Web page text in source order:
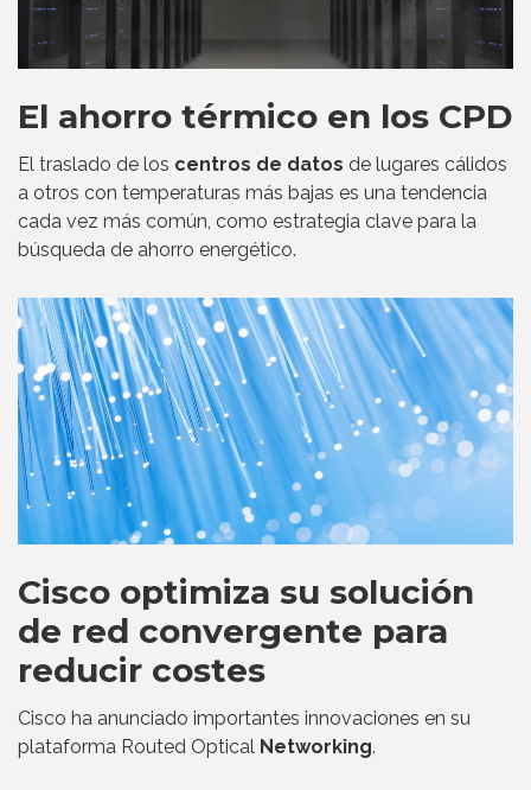
El ahorro térmico en los CPD
El traslado de los centros de datos de lugares cálidos
a otros con temperaturas más bajas es una tendencia
cada vez más común, como estrategia clave para la
búsqueda de ahorro energético.
Cisco optimiza su solución
de red convergente para
reducir costes
Cisco ha anunciado importantes innovaciones en su
plataforma Routed Optical Networking.